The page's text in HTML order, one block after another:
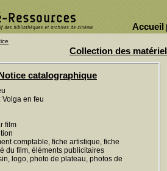
Accueil
Collection des
catalographique
: Volga en feu
film
comptable, fiche artistique, fiche
du film, éléments publicitaires
logo, photo de plateau, photos de